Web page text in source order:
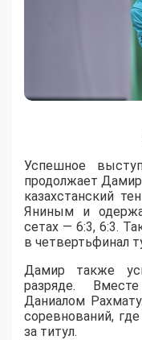
Успешное
продолжает
казахстанский
Яниным и
сетах — 6:3, 6:3.
в четвертьфинал
Дамир также
разряде.
Даниалом
соревнований,
за титул.